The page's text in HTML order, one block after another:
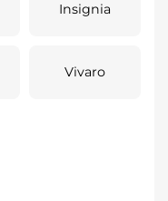
Insignia
Vivaro